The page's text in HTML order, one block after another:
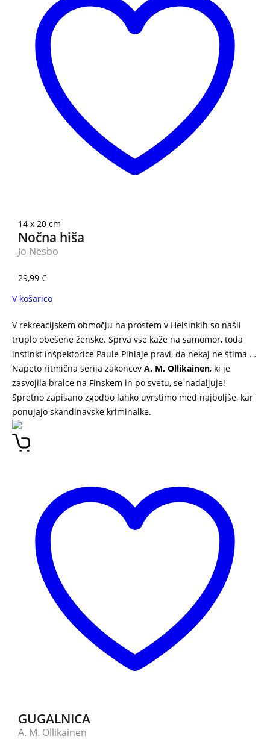
14 x 20 cm
Nočna hiša
Jo Nesbo
29,99 €
V košarico
V rekreacijskem območju na prostem v Helsinkih so našli
truplo obešene ženske. Sprva vse kaže na samomor, toda
instinkt inšpektorice Paule Pihlaje pravi, da nekaj ne štima …
Napeto ritmična serija zakoncev A. M. Ollikainen, ki je
zasvojila bralce na Finskem in po svetu, se nadaljuje!
Spretno zapisano zgodbo lahko uvrstimo med najboljše, kar
ponujajo skandinavske kriminalke.
GUGALNICA
A. M. Ollikainen